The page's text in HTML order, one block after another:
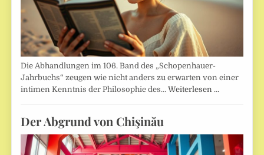
Die Abhandlungen im 106. Band des „Schopenhauer-
Jahrbuchs“ zeugen wie nicht anders zu erwarten von einer
intimen Kenntnis der Philosophie des…Weiterlesen …
Der Abgrund von Chişinău